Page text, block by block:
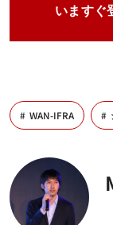
いますぐ
WAN-IFRA